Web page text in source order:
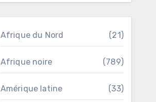
Afrique du Nord (21)
Afrique noire (789)
Amérique latine (33)